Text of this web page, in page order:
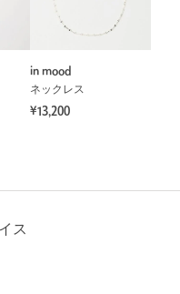
in mood
ネックレス
¥13,200
ス